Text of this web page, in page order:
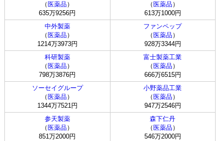
（ 医薬品 ）
635万9256円
（ 医薬品 ）
613万1000円
中外製薬
（ 医薬品 ）
1214万3973円
ファンペップ
（ 医薬品 ）
928万3344円
科研製薬
（ 医薬品 ）
798万3876円
富士製薬工業
（ 医薬品 ）
666万6515円
ソーセイグループ
（ 医薬品 ）
1344万7521円
小野薬品工業
（ 医薬品 ）
947万2546円
参天製薬
（ 医薬品 ）
851万2000円
森下仁丹
（ 医薬品 ）
546万2000円